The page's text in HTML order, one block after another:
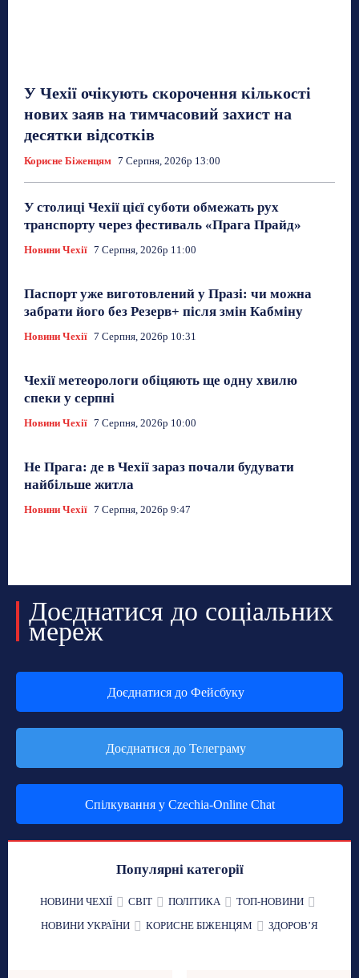
У Чехії очікують скорочення кількості
нових заяв на тимчасовий захист на
десятки відсотків
Корисне Біженцям 7 Серпня, 2026р 13:00
У столиці Чехії цієї суботи обмежать рух
транспорту через фестиваль «Прага Прайд»
Новини Чехії 7 Серпня, 2026р 11:00
Паспорт уже виготовлений у Празі: чи можна
забрати його без Резерв+ після змін Кабміну
Новини Чехії 7 Серпня, 2026р 10:31
Чехії метеорологи обіцяють ще одну хвилю
спеки у серпні
Новини Чехії 7 Серпня, 2026р 10:00
Не Прага: де в Чехії зараз почали будувати
найбільше житла
Новини Чехії 7 Серпня, 2026р 9:47
Доєднатися до соціальних
мереж
Доєднатися до Фейсбуку
Доєднатися до Телеграму
Спілкування у Czechia-Online Chat
Популярні категорії
НОВИНИ ЧЕХІЇ СВІТ ПОЛІТИКА
ТОП-НОВИНИ
НОВИНИ УКРАЇНИ
КОРИСНЕ БІЖЕНЦЯМ ЗДОРОВʼЯ